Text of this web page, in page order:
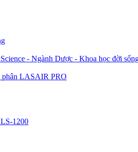
- Ngành Dược - Khoa học đời
phân LASAIR PRO
1200